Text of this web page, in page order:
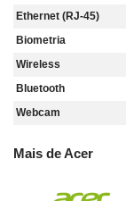
Ethernet (RJ-45)
Biometria
Wireless
Bluetooth
Webcam
Mais de Acer